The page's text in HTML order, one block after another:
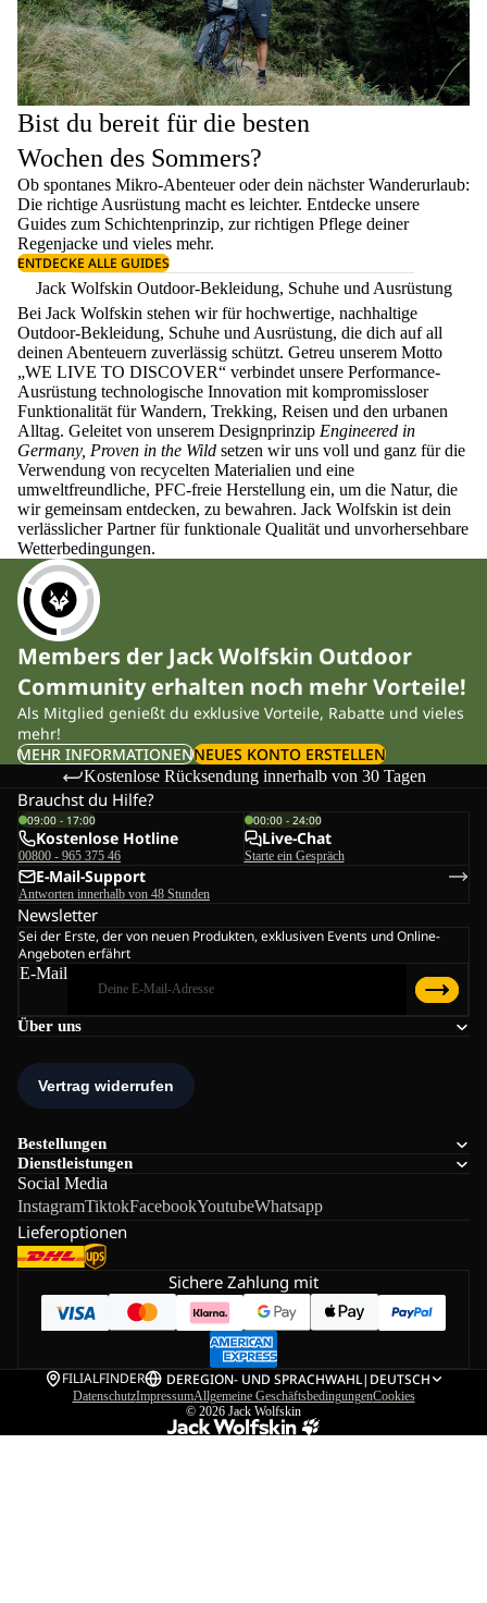
Bist du bereit für die besten
Wochen des Sommers?
Ob spontanes Mikro-Abenteuer oder dein nächster Wanderurlaub:
Die richtige Ausrüstung macht es leichter. Entdecke unsere
Guides zum Schichtenprinzip, zur richtigen Pflege deiner
Regenjacke und vieles mehr.
ENTDECKE ALLE GUIDES
Jack Wolfskin Outdoor-Bekleidung, Schuhe und Ausrüstung
Bei Jack Wolfskin stehen wir für hochwertige, nachhaltige
Outdoor-Bekleidung, Schuhe und Ausrüstung, die dich auf all
deinen Abenteuern zuverlässig schützt. Getreu unserem Motto
„WE LIVE TO DISCOVER“ verbindet unsere Performance-
Ausrüstung technologische Innovation mit kompromissloser
Funktionalität für Wandern, Trekking, Reisen und den urbanen
Alltag. Geleitet von unserem Designprinzip Engineered in
Germany, Proven in the Wild setzen wir uns voll und ganz für die
Verwendung von recycelten Materialien und eine
umweltfreundliche, PFC-freie Herstellung ein, um die Natur, die
wir gemeinsam entdecken, zu bewahren. Jack Wolfskin ist dein
verlässlicher Partner für funktionale Qualität und unvorhersehbare
Wetterbedingungen.
Members der Jack Wolfskin Outdoor
Community erhalten noch mehr Vorteile!
Als Mitglied genießt du exklusive Vorteile, Rabatte und vieles
mehr!
MEHR INFORMATIONENNEUES KONTO ERSTELLEN
Kostenlose Rücksendung innerhalb von 30 Tagen
Über uns
Bestellungen
Dienstleistungen
Social Media
InstagramTiktokFacebookYoutubeWhatsapp
Lieferoptionen
Brauchst du Hilfe?
09:00 - 17:00
Kostenlose Hotline
00800 - 965 375 46
00:00 - 24:00
Live-Chat
Starte ein Gespräch
E-Mail-Support
Antworten innerhalb von 48 Stunden
Newsletter
Sei der Erste, der von neuen Produkten, exklusiven Events und Online-
Angeboten erfährt
E-Mail
Sichere Zahlung mit
FILIALFINDER DEREGION- UND SPRACHWAHL| DEUTSCH
DatenschutzImpressumAllgemeine GeschäftsbedingungenCookies
© 2026 Jack Wolfskin